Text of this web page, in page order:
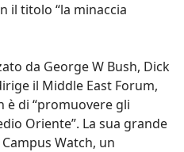
il titolo “la minaccia
da George W Bush, Dick
il Middle East Forum,
è di “promuovere gli
Oriente”. La sua grande
Watch, un